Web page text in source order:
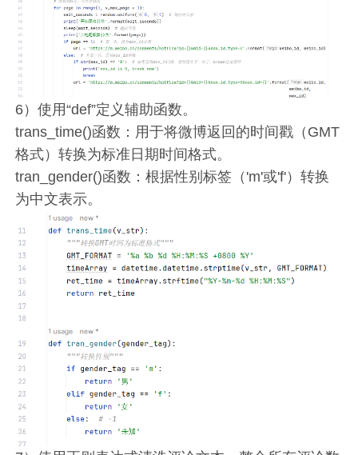
6）使用“def”定义辅助函数。
trans_time()函数：用于将微博返回的时间戳（GMT
格式）转换为标准日期时间格式。
tran_gender()函数：根据性别标签（'m'或'f'）转换
为中文表示。